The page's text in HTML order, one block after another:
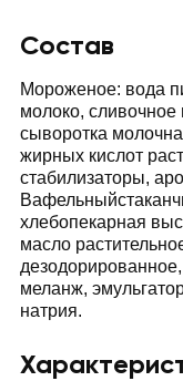
Состав
Мороженое: вода
молоко,
сыворотка
жирных кислот
стабилизаторы,
хлебопекарная
масло
меланж,
натрия.